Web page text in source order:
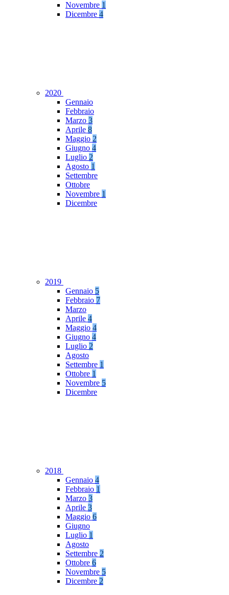
Novembre 1
Dicembre 4
2020
Gennaio
Febbraio
Marzo 3
Aprile 8
Maggio 2
Giugno 4
Luglio 2
Agosto 1
Settembre
Ottobre
Novembre 1
Dicembre
2019
Gennaio 5
Febbraio 7
Marzo
Aprile 4
Maggio 4
Giugno 4
Luglio 2
Agosto
Settembre 1
Ottobre 1
Novembre 5
Dicembre
2018
Gennaio 4
Febbraio 1
Marzo 3
Aprile 3
Maggio 6
Giugno
Luglio 1
Agosto
Settembre 2
Ottobre 6
Novembre 5
Dicembre 2